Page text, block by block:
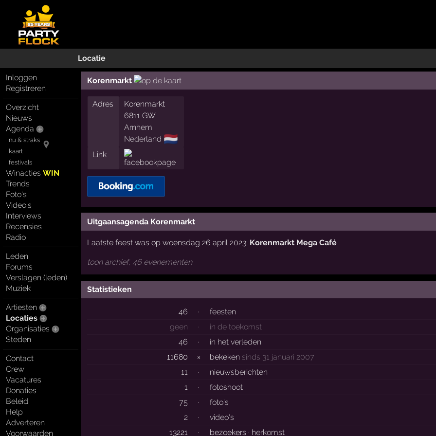
Locatie
Inloggen
Registreren
Overzicht
Nieuws
Agenda
nu & straks
kaart
festivals
WinactiesWIN
Trends
Foto's
Video's
Interviews
Recensies
Radio
Leden
Forums
Verslagen (leden)
Muziek
Artiesten
Locaties
Organisaties
Steden
Contact
Crew
Vacatures
Donaties
Beleid
Help
Adverteren
Voorwaarden
Korenmarkt
Adres
Korenmarkt
6811 GW
Arnhem
Nederland 🇳🇱
Link
Uitgaansagenda Korenmarkt
Laatste feest was op woensdag 26 april 2023: Korenmarkt Mega Café
toon archief, 46 evenementen
Statistieken
46 ·
feesten
geen
·
in de toekomst
46
·
in het verleden
11680
× bekeken sinds 31 januari 2007
11
·
nieuwsberichten
1
·
fotoshoot
75
·
foto's
2
·
video's
13221
· bezoekers · herkomst